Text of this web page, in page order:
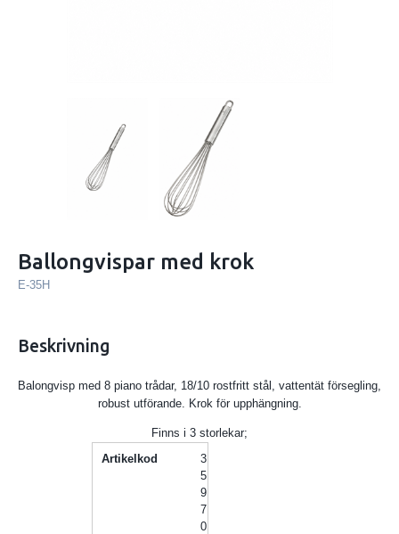
Ballongvispar med krok
E-35H
Beskrivning
Balongvisp med 8 piano trådar, 18/10 rostfritt stål, vattentät försegling,
robust utförande. Krok för upphängning.
Finns i 3 storlekar;
3
5
9
7
0